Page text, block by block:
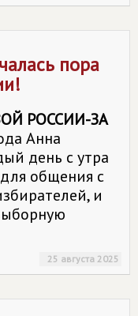
пора
РОССИИ-ЗА
Анна
день с утра
общения с
и
25 августа 2025